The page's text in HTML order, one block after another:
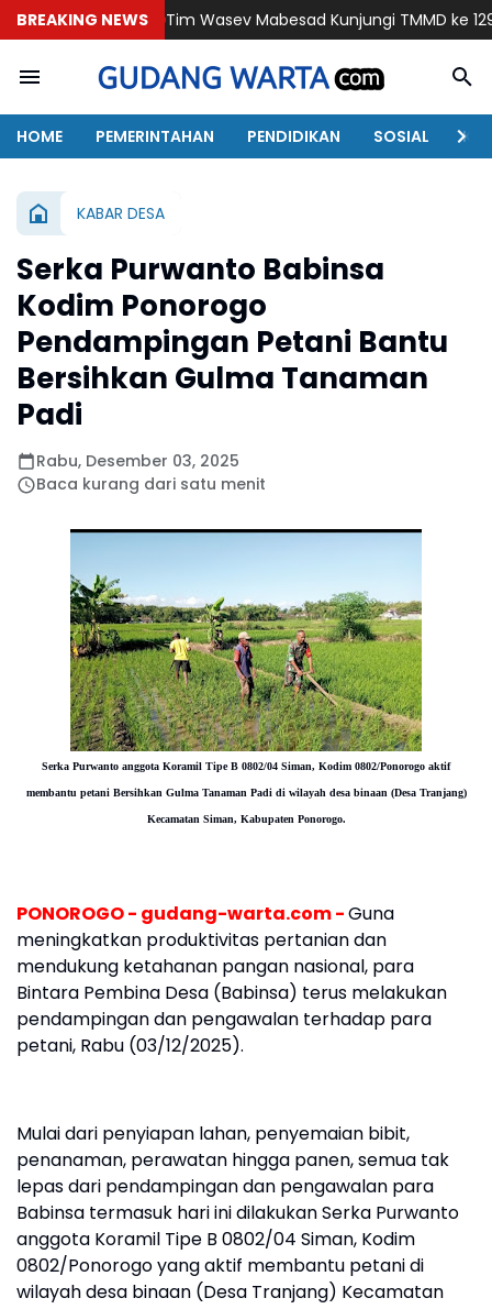
BREAKING NEWS
Tim Wasev Mabesad Kunjungi TMMD ke 129 Bulu Lor
HOME PEMERINTAHAN PENDIDIKAN SOSIAL
KABAR DESA
Serka Purwanto Babinsa
Kodim Ponorogo
Pendampingan Petani Bantu
Bersihkan Gulma Tanaman
Padi
Rabu, Desember 03, 2025
Baca kurang dari satu menit
Serka Purwanto anggota Koramil Tipe B 0802/04 Siman, Kodim 0802/Ponorogo aktif
membantu petani Bersihkan Gulma Tanaman Padi di wilayah desa binaan (Desa Tranjang)
Kecamatan Siman, Kabupaten Ponorogo.
PONOROGO - gudang-warta.com -Guna
meningkatkan produktivitas pertanian dan
mendukung ketahanan pangan nasional, para
Bintara Pembina Desa (Babinsa) terus melakukan
pendampingan dan pengawalan terhadap para
petani, Rabu (03/12/2025).
Mulai dari penyiapan lahan, penyemaian bibit,
penanaman, perawatan hingga panen, semua tak
lepas dari pendampingan dan pengawalan para
Babinsa termasuk hari ini dilakukan Serka Purwanto
anggota Koramil Tipe B 0802/04 Siman, Kodim
0802/Ponorogo yang aktif membantu petani di
wilayah desa binaan (Desa Tranjang) Kecamatan